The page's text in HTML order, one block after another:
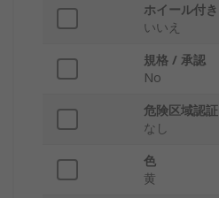
ホイール付き
いいえ
規格 / 承認
No
危険区域認証
なし
色
黄